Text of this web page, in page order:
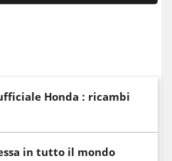
Honda : ricambi
in tutto il mondo